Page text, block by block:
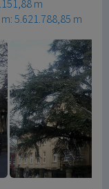
m
5.621.788,85 m